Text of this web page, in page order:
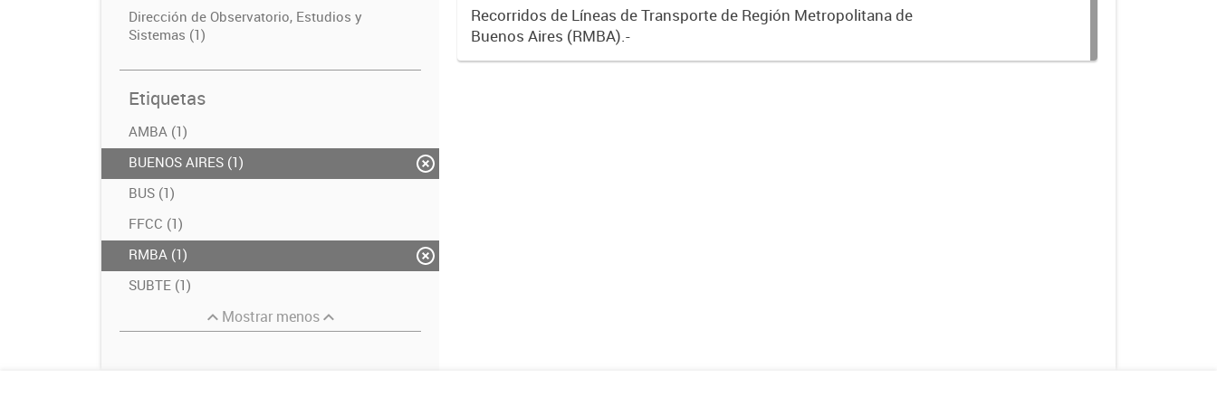
Dirección de Observatorio, Estudios y
Sistemas (1)
Etiquetas
AMBA (1)
BUENOS AIRES (1)
BUS (1)
FFCC (1)
RMBA (1)
SUBTE (1)
Mostrar menos
Recorridos de Líneas de Transporte de Región Metropolitana de
Buenos Aires (RMBA).-